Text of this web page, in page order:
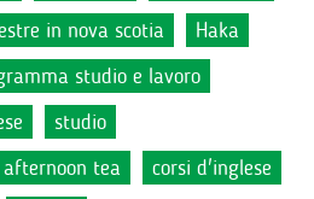
in nova scotia
Haka
studio e lavoro
studio
afternoon tea
corsi d'inglese